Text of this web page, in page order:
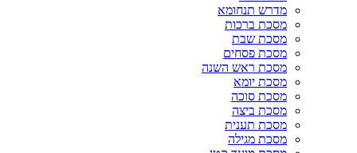
מדרש תנחומא
מסכת ברכות
מסכת שבת
מסכת פסחים
מסכת ראש השנה
מסכת יומא
מסכת סוכה
מסכת ביצה
מסכת תענית
מסכת מגילה